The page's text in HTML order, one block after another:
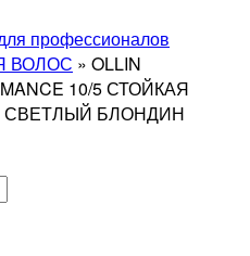
профессионалов
ВОЛОС » OLLIN
10/5 СТОЙКАЯ
СВЕТЛЫЙ БЛОНДИН